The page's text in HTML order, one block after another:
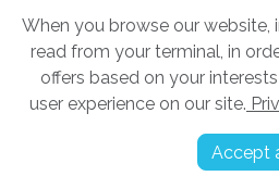
Mentions
Politique de
Gestion des
When you browse our website,
read from your terminal, in
offers based on your
user experience on our site.
Accept